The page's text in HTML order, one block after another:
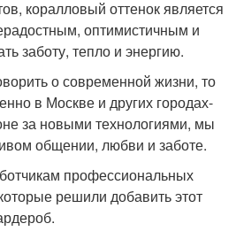
коралловый оттенок является
оптимистичным и
заботу, тепло и энергию.
о современной жизни, то
в Москве и других городах-
за новыми технологиями, мы
общении, любви и заботе.
профессиональных
решили добавить этот